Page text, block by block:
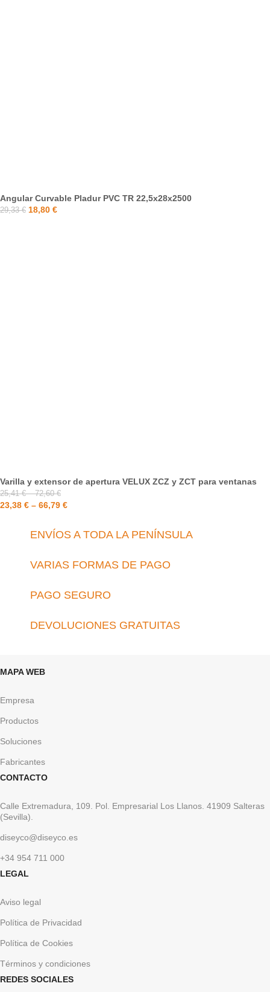
Angular Curvable Pladur PVC TR 22,5x28x2500
29,33€ 18,80 €
Varilla y extensor de apertura VELUX ZCZ y ZCT para ventanas
25,41€–72,60€
23,38 € – 66,79 €
ENVÍOS A TODA LA PENÍNSULA
VARIAS FORMAS DE PAGO
PAGO SEGURO
DEVOLUCIONES GRATUITAS
MAPA WEB
Empresa
Productos
Soluciones
Fabricantes
CONTACTO
Calle Extremadura, 109. Pol. Empresarial Los Llanos. 41909 Salteras
(Sevilla).
diseyco@diseyco.es
+34 954 711 000
LEGAL
Aviso legal
Política de Privacidad
Política de Cookies
Términos y condiciones
REDES SOCIALES